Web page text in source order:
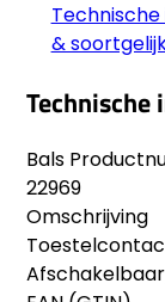
&
Bals
22969
Omschrijving